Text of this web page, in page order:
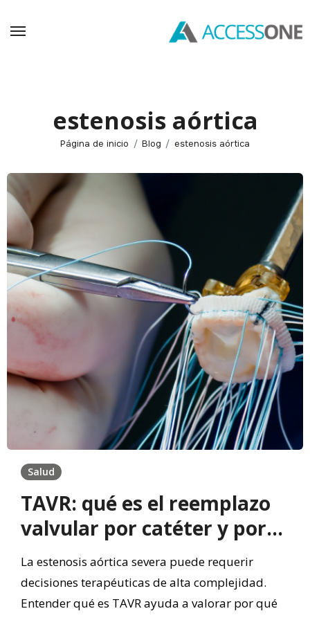
estenosis aórtica
Página de inicio Blog estenosis aórtica
Salud
TAVR: qué es el reemplazo
valvular por catéter y por
qué exige evaluación
experta
La estenosis aórtica severa puede requerir
decisiones terapéuticas de alta complejidad.
Entender qué es TAVR ayuda a valorar por qué